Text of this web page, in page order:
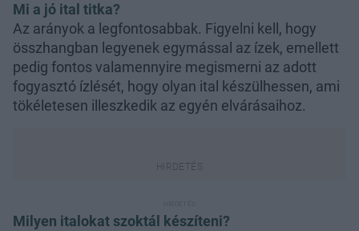
Mi a jó ital titka?
Az arányok a legfontosabbak. Figyelni kell, hogy
összhangban legyenek egymással az ízek, emellett
pedig fontos valamennyire megismerni az adott
fogyasztó ízlését, hogy olyan ital készülhessen, ami
tökéletesen illeszkedik az egyén elvárásaihoz.
Milyen italokat szoktál készíteni?